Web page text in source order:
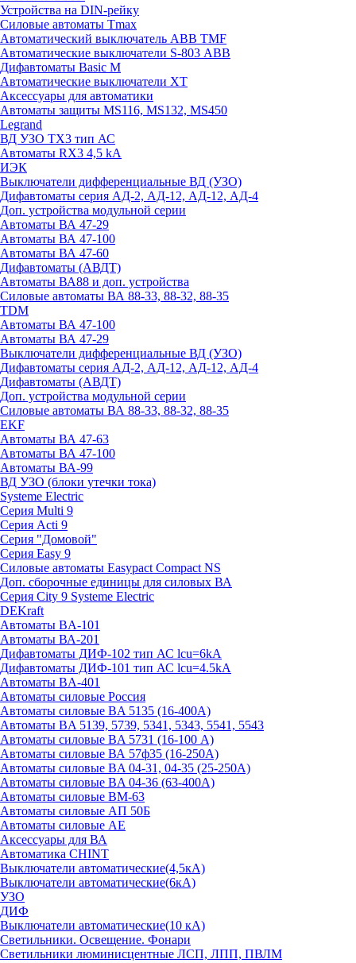
Устройства на DIN-рейку
Силовые автоматы Tmax
Автоматический выключатель ABB TMF
Автоматические выключатели S-803 АВВ
Дифавтоматы Basic M
Автоматические выключатели XT
Аксессуары для автоматики
Автоматы защиты MS116, MS132, MS450
Legrand
ВД УЗО TX3 тип АС
Автоматы RX3 4,5 kA
ИЭК
Выключатели дифференциальные ВД (УЗО)
Дифавтоматы серия АД-2, АД-12, АД-12, АД-4
Доп. устройства модульной серии
Автоматы ВА 47-29
Автоматы ВА 47-100
Автоматы ВА 47-60
Дифавтоматы (АВДТ)
Автоматы ВА88 и доп. устройства
Силовые автоматы ВА 88-33, 88-32, 88-35
TDM
Автоматы ВА 47-100
Автоматы ВА 47-29
Выключатели дифференциальные ВД (УЗО)
Дифавтоматы серия АД-2, АД-12, АД-12, АД-4
Дифавтоматы (АВДТ)
Доп. устройства модульной серии
Силовые автоматы ВА 88-33, 88-32, 88-35
EKF
Автоматы ВА 47-63
Автоматы ВА 47-100
Автоматы ВА-99
ВД УЗО (блоки утечки тока)
Systeme Electric
Серия Multi 9
Серия Acti 9
Серия "Домовой"
Серия Easy 9
Силовые автоматы Easypact Compact NS
Доп. сборочные единицы для силовых ВА
Серия City 9 Systeme Electric
DEKraft
Автоматы BA-101
Автоматы ВА-201
Дифавтоматы ДИФ-102 тип АС lcu=6kA
Дифавтоматы ДИФ-101 тип АС lcu=4.5kA
Автоматы BA-401
Автоматы силовые Россия
Автоматы силовые BA 5135 (16-400А)
Автоматы BA 5139, 5739, 5341, 5343, 5541, 5543
Автоматы силовые BA 5731 (16-100 А)
Автоматы силовые ВА 57ф35 (16-250А)
Автоматы силовые BA 04-31, 04-35 (25-250А)
Автоматы силовые BA 04-36 (63-400А)
Автоматы силовые ВМ-63
Автоматы силовые АП 50Б
Автоматы силовые АЕ
Аксессуары для ВА
Автоматика CHINT
Выключатели автоматические(4,5кА)
Выключатели автоматические(6кА)
УЗО
ДИФ
Выключатели автоматические(10 кА)
Светильники. Освещение. Фонари
Светильники люминисцентные ЛСП, ЛПП, ПВЛМ